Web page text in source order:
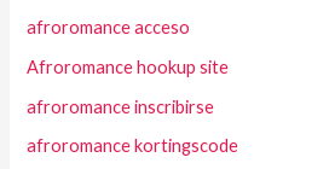
afroromance acceso
Afroromance hookup site
afroromance inscribirse
afroromance kortingscode